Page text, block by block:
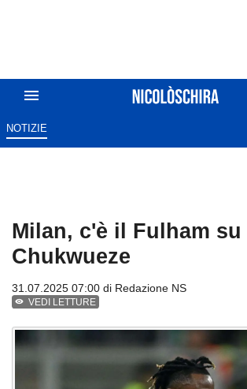
NOTIZIE
Milan, c'è il Fulham su
Chukwueze
31.07.2025 07:00 di Redazione NS
VEDI LETTURE